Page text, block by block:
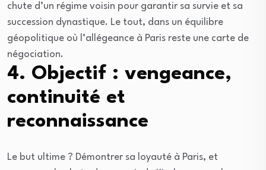
chute d’un régime voisin pour garantir sa survie et sa
succession dynastique. Le tout, dans un équilibre
géopolitique où l’allégeance à Paris reste une carte de
négociation.
4. Objectif : vengeance,
continuité et
reconnaissance
Le but ultime ? Démontrer sa loyauté à Paris, et